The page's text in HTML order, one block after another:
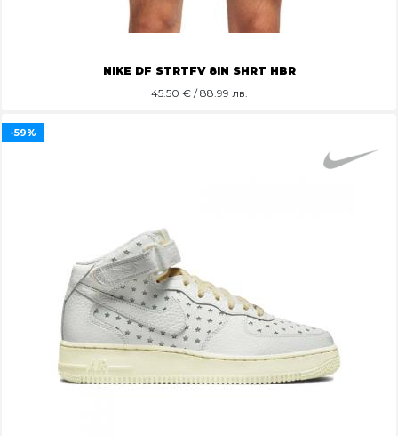
NIKE DF STRTFV 8IN SHRT HBR
45.50 € / 88.99 лв.
-59%